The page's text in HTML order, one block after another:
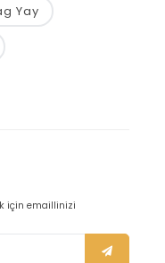
Yay
için emaillinizi